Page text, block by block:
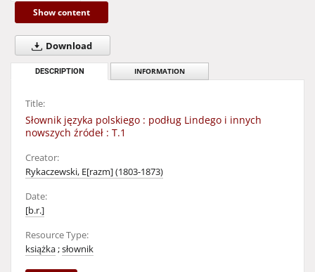
Show content
Download
DESCRIPTION INFORMATION
Title:
Słownik języka polskiego : podług Lindego i innych
nowszych źródeł : T.1
Creator:
Rykaczewski, E[razm] (1803-1873)
Date:
[b.r.]
Resource Type:
książka;słownik